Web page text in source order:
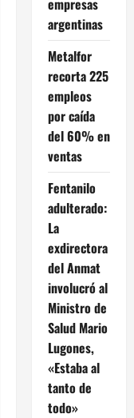
argentinas
Metalfor
recorta 225
empleos
por caída
del 60% en
ventas
Fentanilo
adulterado:
La
exdirectora
del Anmat
involucró al
Ministro de
Salud Mario
Lugones,
«Estaba al
tanto de
todo»